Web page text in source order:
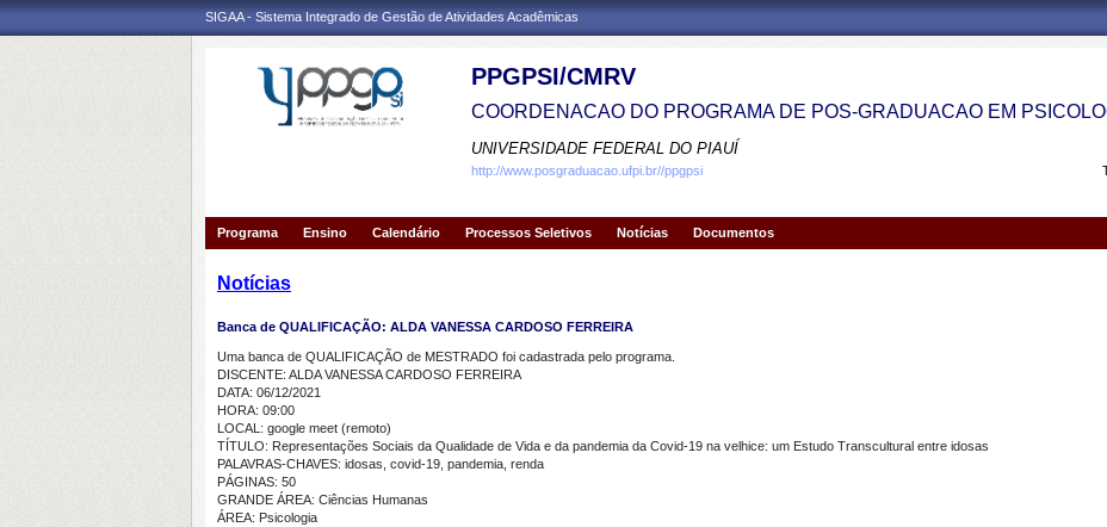
SIGAA - Sistema Integrado de Gestão de Atividades Acadêmicas
PPGPSI/CMRV
COORDENACAO DO PROGRAMA DE POS-GRADUACAO EM
UNIVERSIDADE FEDERAL DO PIAUÍ
http://www.posgraduacao.ufpi.br//ppgpsi
Programa Ensino Calendário Processos Seletivos Notícias Documentos
Notícias
Banca de QUALIFICAÇÃO: ALDA VANESSA CARDOSO FERREIRA
Uma banca de QUALIFICAÇÃO de MESTRADO foi cadastrada pelo programa.
DISCENTE: ALDA VANESSA CARDOSO FERREIRA
DATA: 06/12/2021
HORA: 09:00
LOCAL: google meet (remoto)
TÍTULO: Representações Sociais da Qualidade de Vida e da pandemia da Covid-19 na velhice: um Estudo Transcultural entre idosas
PALAVRAS-CHAVES: idosas, covid-19, pandemia, renda
PÁGINAS: 50
GRANDE ÁREA: Ciências Humanas
ÁREA: Psicologia